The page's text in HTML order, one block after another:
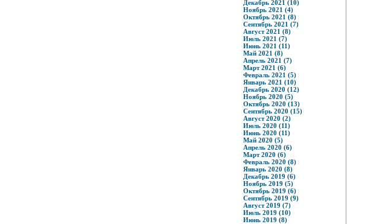
Декабрь 2021 (10)
Ноябрь 2021 (4)
Октябрь 2021 (8)
Сентябрь 2021 (7)
Август 2021 (8)
Июль 2021 (7)
Июнь 2021 (11)
Май 2021 (8)
Апрель 2021 (7)
Март 2021 (6)
Февраль 2021 (5)
Январь 2021 (10)
Декабрь 2020 (12)
Ноябрь 2020 (5)
Октябрь 2020 (13)
Сентябрь 2020 (15)
Август 2020 (2)
Июль 2020 (11)
Июнь 2020 (11)
Май 2020 (5)
Апрель 2020 (6)
Март 2020 (6)
Февраль 2020 (8)
Январь 2020 (8)
Декабрь 2019 (6)
Ноябрь 2019 (5)
Октябрь 2019 (6)
Сентябрь 2019 (9)
Август 2019 (7)
Июль 2019 (10)
Июнь 2019 (8)